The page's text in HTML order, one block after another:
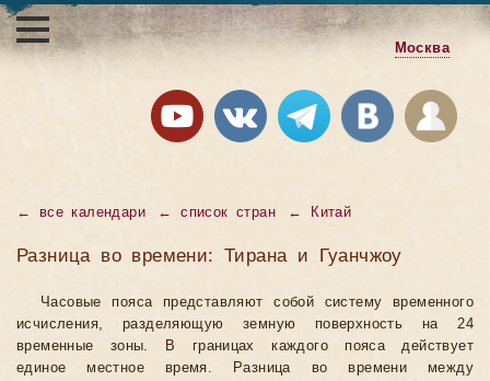
Москва
← все календари ←список стран ← Китай
Разница во времени: Тирана и Гуанчжоу
Часовые пояса представляют собой систему временного
исчисления, разделяющую земную поверхность на 24
временные зоны. В границах каждого пояса действует
единое местное время. Разница во времени между